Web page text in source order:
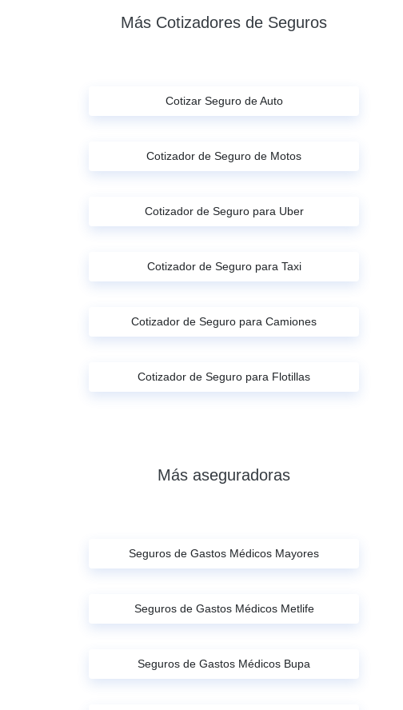
Más Cotizadores de Seguros
Cotizar Seguro de Auto
Cotizador de Seguro de Motos
Cotizador de Seguro para Uber
Cotizador de Seguro para Taxi
Cotizador de Seguro para Camiones
Cotizador de Seguro para Flotillas
Más aseguradoras
Seguros de Gastos Médicos Mayores
Seguros de Gastos Médicos Metlife
Seguros de Gastos Médicos Bupa